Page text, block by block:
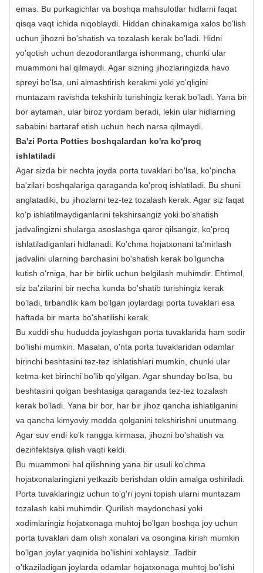
emas. Bu purkagichlar va boshqa mahsulotlar hidlarni faqat
qisqa vaqt ichida niqoblaydi. Hiddan chinakamiga xalos bo'lish
uchun jihozni bo'shatish va tozalash kerak bo'ladi. Hidni
yo'qotish uchun dezodorantlarga ishonmang, chunki ular
muammoni hal qilmaydi. Agar sizning jihozlaringizda havo
spreyi bo'lsa, uni almashtirish kerakmi yoki yo'qligini
muntazam ravishda tekshirib turishingiz kerak bo'ladi. Yana bir
bor aytaman, ular biroz yordam beradi, lekin ular hidlarning
sababini bartaraf etish uchun hech narsa qilmaydi.
Ba'zi Porta Potties boshqalardan ko'ra ko'proq
ishlatiladi
Agar sizda bir nechta joyda porta tuvaklari bo'lsa, ko'pincha
ba'zilari boshqalariga qaraganda ko'proq ishlatiladi. Bu shuni
anglatadiki, bu jihozlarni tez-tez tozalash kerak. Agar siz faqat
ko'p ishlatilmaydiganlarini tekshirsangiz yoki bo'shatish
jadvalingizni shularga asoslashga qaror qilsangiz, ko'proq
ishlatiladiganlari hidlanadi. Ko'chma hojatxonani ta'mirlash
jadvalini ularning barchasini bo'shatish kerak bo'lguncha
kutish o'rniga, har bir birlik uchun belgilash muhimdir. Ehtimol,
siz ba'zilarini bir necha kunda bo'shatib turishingiz kerak
bo'ladi, tirbandlik kam bo'lgan joylardagi porta tuvaklari esa
haftada bir marta bo'shatilishi kerak.
Bu xuddi shu hududda joylashgan porta tuvaklarida ham sodir
bo'lishi mumkin. Masalan, o'nta porta tuvaklaridan odamlar
birinchi beshtasini tez-tez ishlatishlari mumkin, chunki ular
ketma-ket birinchi bo'lib qo'yilgan. Agar shunday bo'lsa, bu
beshtasini qolgan beshtasiga qaraganda tez-tez tozalash
kerak bo'ladi. Yana bir bor, har bir jihoz qancha ishlatilganini
va qancha kimyoviy modda qolganini tekshirishni unutmang.
Agar suv endi ko'k rangga kirmasa, jihozni bo'shatish va
dezinfektsiya qilish vaqti keldi.
Bu muammoni hal qilishning yana bir usuli ko'chma
hojatxonalaringizni yetkazib berishdan oldin amalga oshiriladi.
Porta tuvaklaringiz uchun to'g'ri joyni topish ularni muntazam
tozalash kabi muhimdir. Qurilish maydonchasi yoki
xodimlaringiz hojatxonaga muhtoj bo'lgan boshqa joy uchun
porta tuvaklari dam olish xonalari va osongina kirish mumkin
bo'lgan joylar yaqinida bo'lishini xohlaysiz. Tadbir
o'tkaziladigan joylarda odamlar hojatxonaga muhtoj bo'lishi